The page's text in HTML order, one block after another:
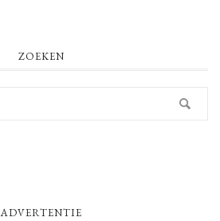
ZOEKEN
ADVERTENTIE